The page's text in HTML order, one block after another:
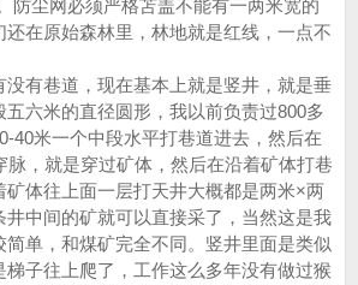
防尘网必须严格苫盖不能有一两米宽的
在原始森林里，林地就是红线，一点不
没有巷道，现在基本上就是竖井，就是垂
六米的直径圆形，我以前负责过800多
40米一个中段水平打巷道进去，然后在
脉，就是穿过矿体，然后在沿着矿体打巷
矿体往上面一层打天井大概都是两米×两
井中间的矿就可以直接采了，当然这是我
单，和煤矿完全不同。竖井里面是类似
梯子往上爬了，工作这么多年没有做过猴